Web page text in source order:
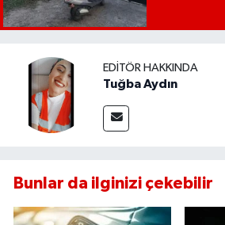
EDITÖR HAKKINDA
Tuğba Aydın
Bunlar da ilginizi çekebilir
İZMİR
KÜTAHYA
MANİSA
MUĞLA
UŞAK
YURT